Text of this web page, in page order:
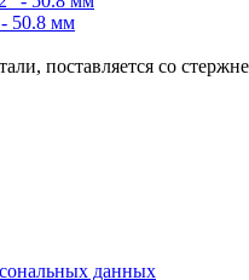
50.8 мм
поставляется со
данных